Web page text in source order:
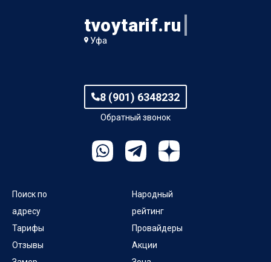
tvoytarif.ru
Уфа
8 (901) 6348232
Обратный звонок
Поиск по
адресу
Тарифы
Отзывы
Народный
рейтинг
Провайдеры
Акции